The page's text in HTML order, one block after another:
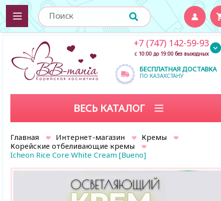
БЕСПЛАТНАЯ ДОСТАВКА
ПО КАЗАХСТАНУ
+7 (747) 142-59-93
с 10:00 до 19:00 без выходных
ВЕСЬ КАТАЛОГ
Главная Интернет-магазин
Кремы
Корейские отбеливающие кремы
Icheon Rice Core White Cream [Bueno]